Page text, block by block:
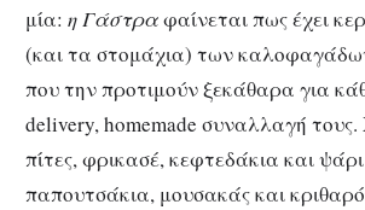
μία: η Γάστραφαίνεται πως έχει
(και τα στομάχια) των
που την προτιμούν ξεκάθαρα για
delivery, homemade συναλλαγή τους.
πίτες, φρικασέ, κεφτεδάκια και
παπουτσάκια, μουσακάς και